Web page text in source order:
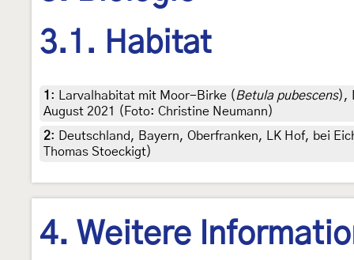
3.1. Habitat
1 : Larvalhabitat mit Moor-Birke ( Betula pubescens),
August 2021 (Foto: Christine Neumann)
2:
Deutschland, Bayern, Oberfranken, LK Hof, bei
Thomas Stoeckigt)
4. Weitere